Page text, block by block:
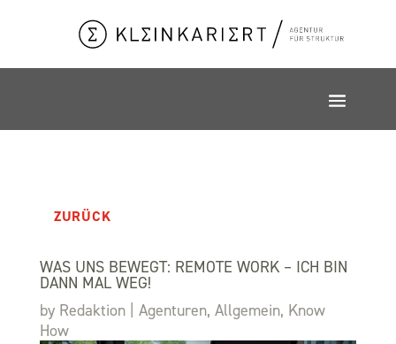
ZURÜCK
WAS UNS BEWEGT: REMOTE WORK – ICH BIN
DANN MAL WEG!
by Redaktion| Agenturen, Allgemein, Know
How